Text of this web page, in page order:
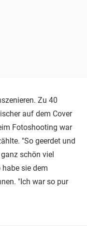
Zu 40
auf dem Cover
Fotoshooting war
"So geerdet und
schön viel
sie dem
"Ich war so pur